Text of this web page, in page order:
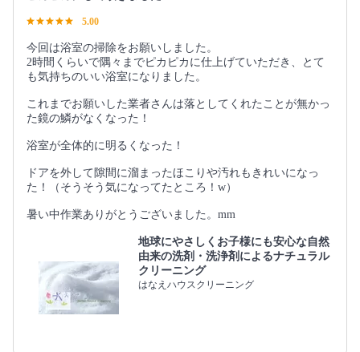
5.00
今回は浴室の掃除をお願いしました。
2時間くらいで隅々までピカピカに仕上げていただき、とて
も気持ちのいい浴室になりました。
これまでお願いした業者さんは落としてくれたことが無かっ
た鏡の鱗がなくなった！
浴室が全体的に明るくなった！
ドアを外して隙間に溜まったほこりや汚れもきれいになっ
た！（そうそう気になってたところ！w）
暑い中作業ありがとうございました。mm
地球にやさしくお子様にも安心な自然
由来の洗剤・洗浄剤によるナチュラル
クリーニング
はなえハウスクリーニング